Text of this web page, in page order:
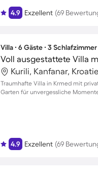
4.9 Exzellent (69
Villa ∙ 6 Gäste ∙ 3 Schlafzimmer
Kurili, Kanfanar,
Traumhafte Villa in Krmed mit
Garten für unvergessliche
4.9 Exzellent (69